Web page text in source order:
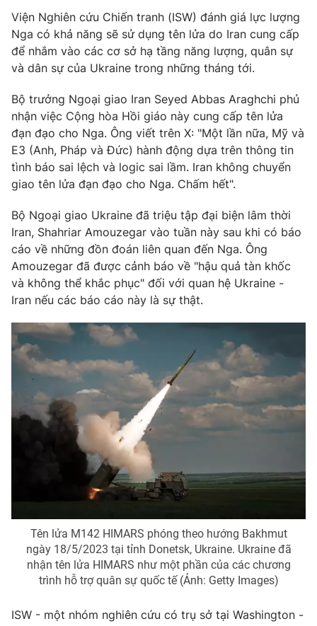
Liên hệ quảng cáo: 024-7300.7108
® Cấm sao chép dưới mọi hình thức nếu không có sự chấp
thuận bằng văn bản. Ghi rõ nguồn VTV.vn khi phát hành lại
thông tin từ website này.
Viện Nghiên cứu Chiến tranh (ISW) đánh giá lực lượng
Nga có khả năng sẽ sử dụng tên lửa do Iran cung cấp
để nhắm vào các cơ sở hạ tầng năng lượng, quân sự
và dân sự của Ukraine trong những tháng tới.
Bộ trưởng Ngoại giao Iran Seyed Abbas Araghchi phủ
nhận việc Cộng hòa Hồi giáo này cung cấp tên lửa
đạn đạo cho Nga. Ông viết trên X: "Một lần nữa, Mỹ và
E3 (Anh, Pháp và Đức) hành động dựa trên thông tin
tình báo sai lệch và logic sai lầm. Iran không chuyển
giao tên lửa đạn đạo cho Nga. Chấm hết".
Bộ Ngoại giao Ukraine đã triệu tập đại biện lâm thời
Iran, Shahriar Amouzegar vào tuần này sau khi có báo
cáo về những đồn đoán liên quan đến Nga. Ông
Amouzegar đã được cảnh báo về "hậu quả tàn khốc
và không thể khắc phục" đối với quan hệ Ukraine -
Iran nếu các báo cáo này là sự thật.
Tên lửa M142 HIMARS phóng theo hướng Bakhmut
ngày 18/5/2023 tại tỉnh Donetsk, Ukraine. Ukraine đã
nhận tên lửa HIMARS như một phần của các chương
trình hỗ trợ quân sự quốc tế (Ảnh: Getty Images)
ISW - một nhóm nghiên cứu có trụ sở tại Washington -